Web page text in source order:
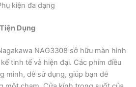
kiện đa dạng
Dụng
NAG3308 sở hữu màn hình
tinh tế và hiện đại. Các phím điều
minh, dễ sử dụng, giúp bạn dễ